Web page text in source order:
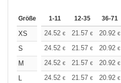
Größe 1-11 12-35 36-71
XS 24.52 € 21.57 € 20.92 €
S
24.52 € 21.57 € 20.92 €
M
24.52 € 21.57 € 20.92 €
L
24.52 € 21.57 € 20.92 €